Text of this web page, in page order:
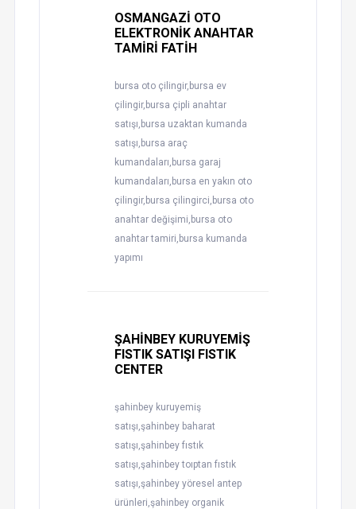
OSMANGAZİ OTO
ELEKTRONİK ANAHTAR
TAMİRİ FATİH
bursa oto çilingir,bursa ev
çilingir,bursa çipli anahtar
satışı,bursa uzaktan kumanda
satışı,bursa araç
kumandaları,bursa garaj
kumandaları,bursa en yakın oto
çilingir,bursa çilingirci,bursa oto
anahtar değişimi,bursa oto
anahtar tamiri,bursa kumanda
yapımı
ŞAHİNBEY KURUYEMİŞ
FISTIK SATIŞI FISTIK
CENTER
şahinbey kuruyemiş
satışı,şahinbey baharat
satışı,şahinbey fıstık
satışı,şahinbey toıptan fıstık
satışı,şahinbey yöresel antep
ürünleri,şahinbey organik